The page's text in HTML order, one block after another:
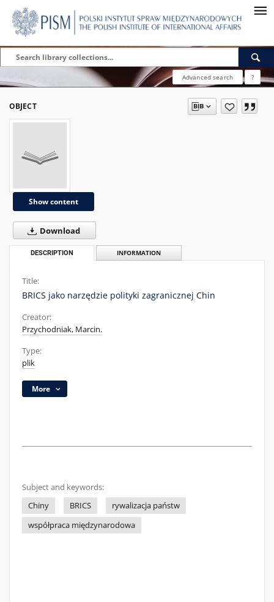
Advanced search ?
OBJECT
Show content
Download
DESCRIPTION INFORMATION
Title:
BRICS jako narzędzie polityki zagranicznej Chin
Creator:
Przychodniak, Marcin.
Type:
plik
More
Subject and keywords:
Chiny
BRICS
rywalizacja państw
współpraca międzynarodowa